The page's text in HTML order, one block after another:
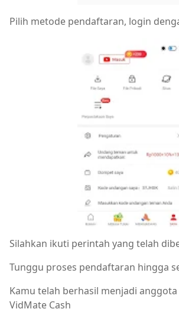
Pilih metode pendaftaran, login
Silahkan ikuti perintah yang telah
Tunggu proses pendaftaran hingga
Kamu telah berhasil menjadi
VidMate Cash